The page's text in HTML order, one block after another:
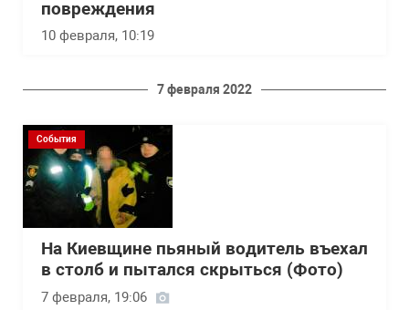
повреждения
10 февраля, 10:19
7 февраля 2022
События
На Киевщине пьяный водитель въехал
в столб и пытался скрыться (Фото)
7 февраля, 19:06